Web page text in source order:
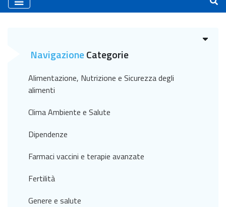
NavigazioneCategorie
Alimentazione, Nutrizione e Sicurezza degli
alimenti
Clima Ambiente e Salute
Dipendenze
Farmaci vaccini e terapie avanzate
Fertilità
Genere e salute